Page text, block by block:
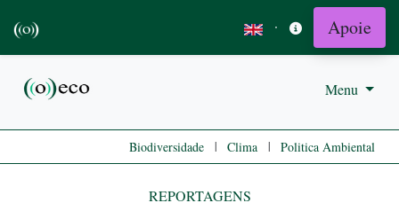
· Apoie
Menu
Biodiversidade | Clima | Politica Ambiental
REPORTAGENS